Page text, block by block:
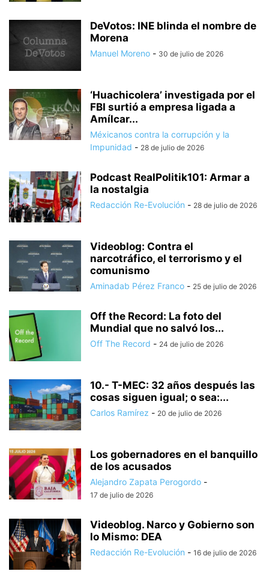
DeVotos: INE blinda el nombre de
Morena
Manuel Moreno - 30 de julio de 2026
‘Huachicolera’ investigada por el
FBI surtió a empresa ligada a
Amílcar...
Méxicanos contra la corrupción y la
Impunidad - 28 de julio de 2026
Podcast RealPolitik101: Armar a
la nostalgia
Redacción Re-Evolución - 28 de julio de 2026
Videoblog: Contra el
narcotráfico, el terrorismo y el
comunismo
Aminadab Pérez Franco - 25 de julio de 2026
Off the Record: La foto del
Mundial que no salvó los...
Off The Record - 24 de julio de 2026
10.- T-MEC: 32 años después las
cosas siguen igual; o sea:...
Carlos Ramírez - 20 de julio de 2026
Los gobernadores en el banquillo
de los acusados
Alejandro Zapata Perogordo -
17 de julio de 2026
Videoblog. Narco y Gobierno son
lo Mismo: DEA
Redacción Re-Evolución - 16 de julio de 2026